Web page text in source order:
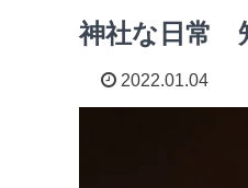
神社な日常
2022.01.04